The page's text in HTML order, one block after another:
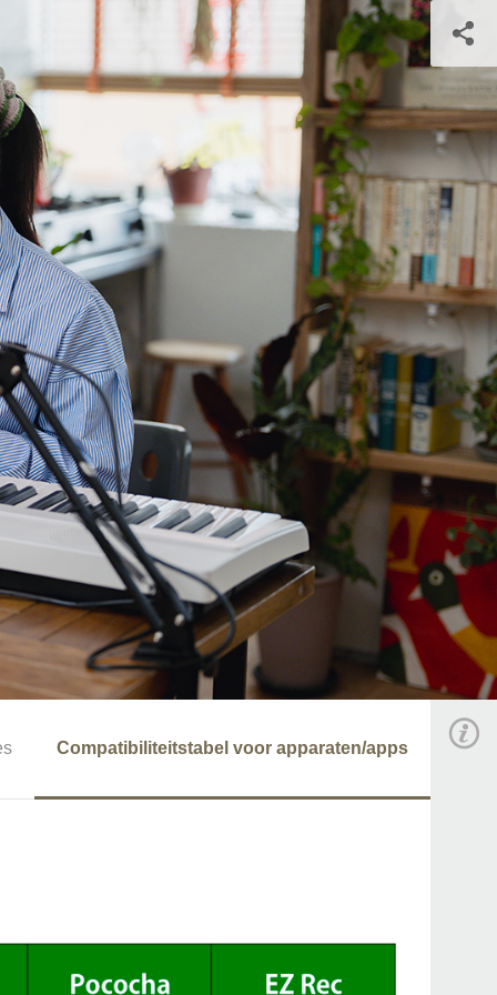
Compatibiliteitstabel voor apparaten/apps